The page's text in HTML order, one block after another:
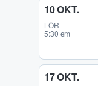
10 OKT.
LÖR
5:30 em
17 OKT.